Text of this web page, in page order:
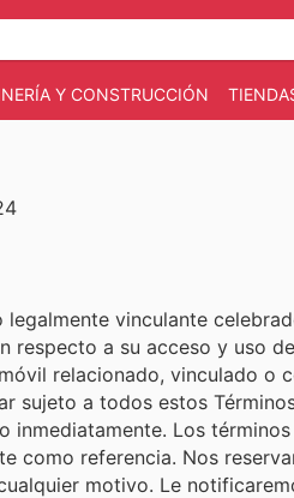
Y CONSTRUCCIÓN
vinculante
respecto a su acceso y uso
relacionado, vinculado
sujeto a todos estos
Los
como referencia. Nos
motivo. Le